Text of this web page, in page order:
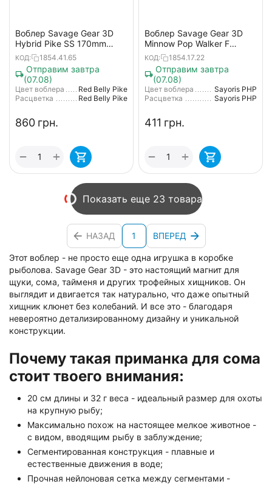
Воблер Savage Gear 3D
Hybrid Pike SS 170mm
47.0g Red Belly
КОД: 1854.41.65
Отправим завтра
(07.08)
Цвет воблера
Red Belly Pike
Расцветка
Red Belly Pike
‍860‍ грн.
+
−
Воблер Savage Gear 3D
Minnow Pop Walker F
66mm 8.0g Sayoris PHP
КОД: 1854.17.22
Отправим завтра
(07.08)
Цвет воблера
Sayoris PHP
Расцветка
Sayoris PHP
‍411‍ грн.
+
−
Показать еще 23 товара
НАЗАД 1 ВПЕРЕД
Этот воблер - не просто еще одна игрушка в коробке
рыболова. Savage Gear 3D - это настоящий магнит для
щуки, сома, тайменя и других трофейных хищников. Он
выглядит и двигается так натурально, что даже опытный
хищник клюнет без колебаний. И все это - благодаря
невероятно детализированному дизайну и уникальной
конструкции.
Почему такая приманка для сома
стоит твоего внимания:
20 см длины и 32 г веса - идеальный размер для охоты
на крупную рыбу;
Максимально похож на настоящее мелкое животное -
с видом, вводящим рыбу в заблуждение;
Сегментированная конструкция - плавные и
естественные движения в воде;
Прочная нейлоновая сетка между сегментами -